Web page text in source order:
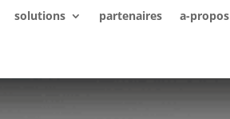
solutions partenaires a-propos